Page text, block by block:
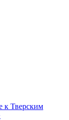
к Тверским